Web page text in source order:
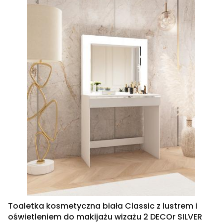
Toaletka kosmetyczna biała Classic z lustrem i
oświetleniem do makijażu wizażu 2 DECOr SILVER